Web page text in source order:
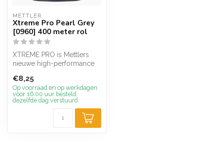
METTLER
Xtreme Pro Pearl Grey
[0960] 400 meter rol
XTREME PRO is Mettlers
nieuwe high-performance
omstandigheden...
€8,25
Op voorraad en op werkdagen
voor 16.00 uur besteld,
dezelfde dag verstuurd